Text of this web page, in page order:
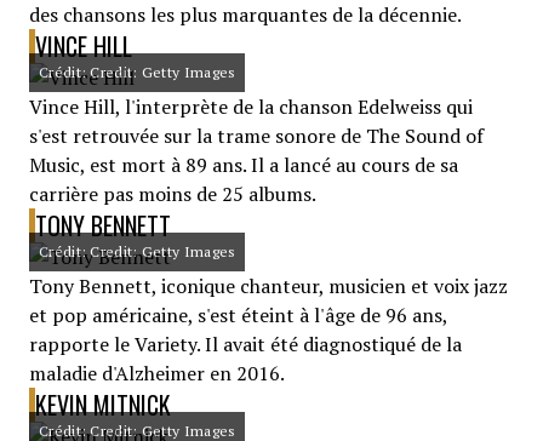
des chansons les plus marquantes de la décennie.
VINCE HILL
Crédit: Credit: Getty Images
Vince Hill, l'interprète de la chanson Edelweiss qui
s'est retrouvée sur la trame sonore de The Sound of
Music, est mort à 89 ans. Il a lancé au cours de sa
carrière pas moins de 25 albums.
TONY BENNETT
Crédit: Credit: Getty Images
Tony Bennett, iconique chanteur, musicien et voix jazz
et pop américaine, s'est éteint à l'âge de 96 ans,
rapporte le Variety. Il avait été diagnostiqué de la
maladie d'Alzheimer en 2016.
KEVIN MITNICK
Crédit: Credit: Getty Images